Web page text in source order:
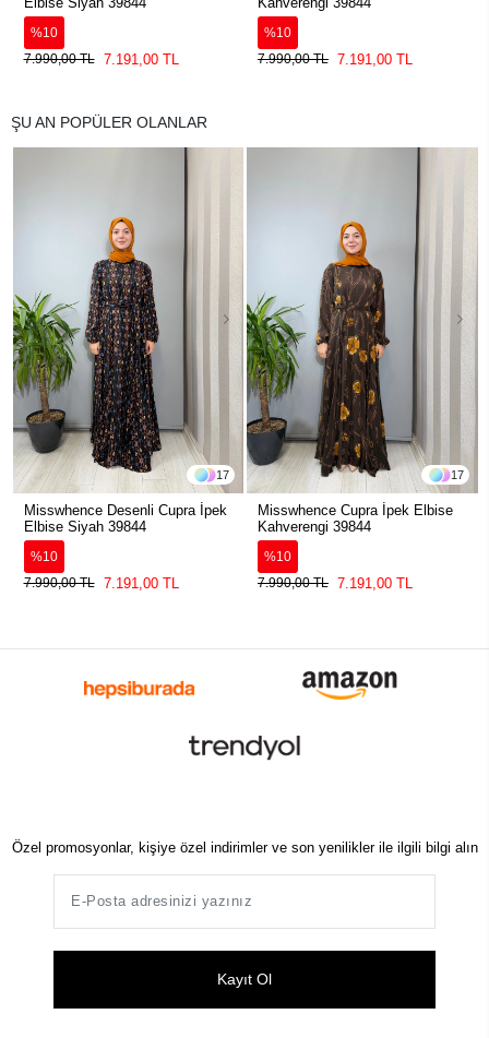
%10
7.990,00 TL
7.191,00 TL
%10
7.990,00 TL 7.191,00 TL
ŞU AN POPÜLER OLANLAR
17
Misswhence Desenli Cupra İpek
Elbise Siyah 39844
%10
7.990,00 TL
7.191,00 TL
17
Misswhence Cupra İpek Elbise
Kahverengi 39844
%10
7.990,00 TL 7.191,00 TL
Özel promosyonlar, kişiye özel indirimler ve son yenilikler ile ilgili bilgi alın
Kayıt Ol